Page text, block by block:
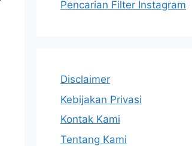
Pencarian Filter Instagram
Disclaimer
Kebijakan Privasi
Kontak Kami
Tentang Kami